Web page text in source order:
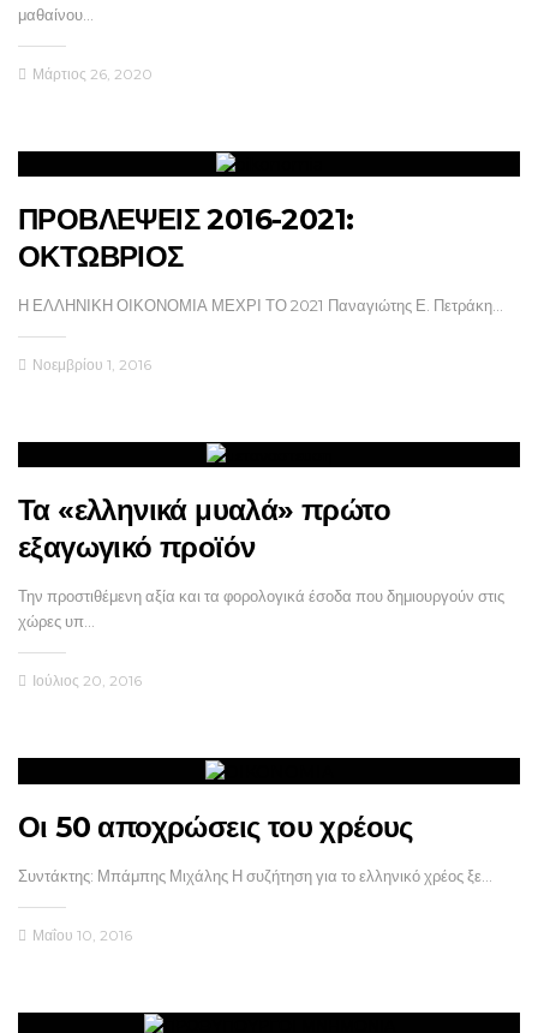
μαθαίνου…
Μάρτιος 26, 2020
ΠΡΟΒΛΕΨΕΙΣ 2016-2021:
ΟΚΤΩΒΡΙΟΣ
Η ΕΛΛΗΝΙΚΗ ΟΙΚΟΝΟΜΙΑ ΜΕΧΡΙ ΤΟ 2021 Παναγιώτης Ε. Πετράκη…
Νοεμβρίου 1, 2016
Τα «ελληνικά μυαλά» πρώτο
εξαγωγικό προϊόν
Την προστιθέμενη αξία και τα φορολογικά έσοδα που δημιουργούν στις
χώρες υπ…
Ιούλιος 20, 2016
Οι 50 αποχρώσεις του χρέους
Συντάκτης: Μπάμπης Μιχάλης Η συζήτηση για το ελληνικό χρέος ξε…
Μαΐου 10, 2016